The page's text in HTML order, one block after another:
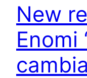
New
Enomi